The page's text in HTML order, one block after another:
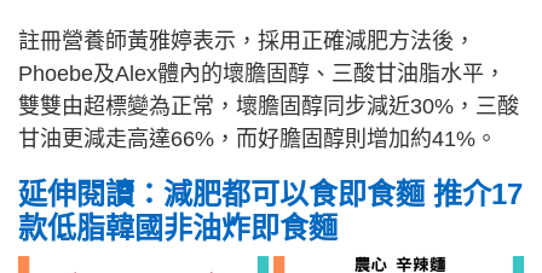
註冊營養師黃雅婷表示，採用正確減肥方法後，
Phoebe及Alex體內的壞膽固醇、三酸甘油脂水平，
雙雙由超標變為正常，壞膽固醇同步減近30%，三酸
甘油更減走高達66%，而好膽固醇則增加約41%。
延伸閱讀：減肥都可以食即食麵 推介17
款低脂韓國非油炸即食麵